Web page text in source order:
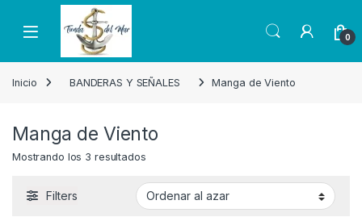
Skip to navigation
Skip to content
Open 0
Inicio BANDERAS Y SEÑALES Manga de Viento
Manga de Viento
Mostrando los 3 resultados
Filters